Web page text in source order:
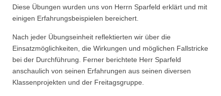
Diese Übungen wurden uns von Herrn Sparfeld erklärt und mit
einigen Erfahrungsbeispielen bereichert.
Nach jeder Übungseinheit reflektierten wir über die
Einsatzmöglichkeiten, die Wirkungen und möglichen Fallstricke
bei der Durchführung. Ferner berichtete Herr Sparfeld
anschaulich von seinen Erfahrungen aus seinen diversen
Klassenprojekten und der Freitagsgruppe.